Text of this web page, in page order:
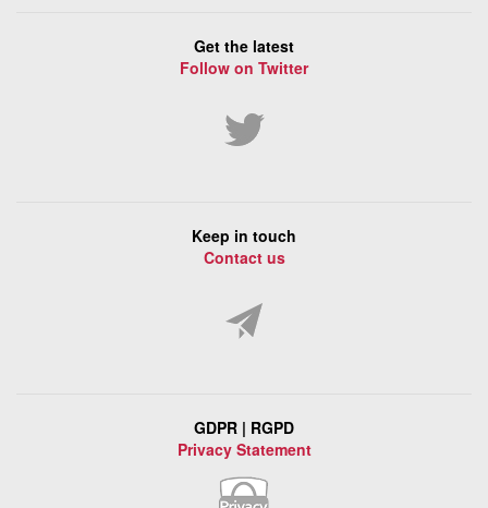
Get the latest
Follow on Twitter
Keep in touch
Contact us
GDPR | RGPD
Privacy Statement